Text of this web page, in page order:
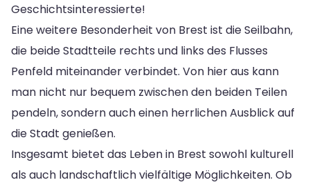
Geschichtsinteressierte!
Eine weitere Besonderheit von Brest ist die Seilbahn,
die beide Stadtteile rechts und links des Flusses
Penfeld miteinander verbindet. Von hier aus kann
man nicht nur bequem zwischen den beiden Teilen
pendeln, sondern auch einen herrlichen Ausblick auf
die Stadt genießen.
Insgesamt bietet das Leben in Brest sowohl kulturell
als auch landschaftlich vielfältige Möglichkeiten. Ob